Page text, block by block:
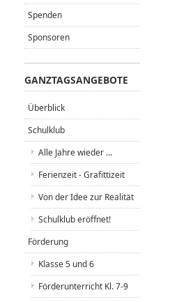
Spenden
Sponsoren
GANZTAGSANGEBOTE
Überblick
Schulklub
Alle Jahre wieder ...
Ferienzeit - Grafittizeit
Von der Idee zur Realität
Schulklub eröffnet!
Förderung
Klasse 5 und 6
Förderunterricht Kl. 7-9